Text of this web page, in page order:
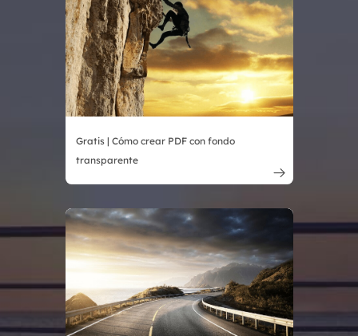
Gratis | Cómo crear PDF con fondo
transparente
